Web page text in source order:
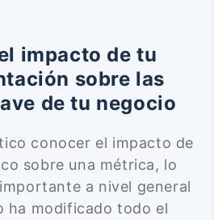
impacto de tu
sobre las
de tu negocio
conocer el impacto de
sobre una métrica, lo
a nivel general
ha modificado todo el